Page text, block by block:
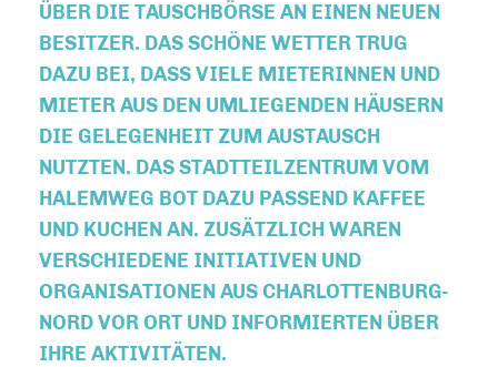
ER DIE TAUSCHBÖRSE AN EINEN NEUEN BE
SITZER. DAS SCHÖNE WETTER TRUG DA
ZU BEI, DASS VIELE MIETERINNEN UND MI
ETER AUS DEN UMLIEGENDEN HÄUSERN DI
E GELEGENHEIT ZUM AUSTAUSCH NU
TZTEN. DAS STADTTEILZENTRUM VOM HA
LEMWEG BOT DAZU PASSEND KAFFEE UN
D KUCHEN AN. ZUSÄTZLICH WAREN VE
RSCHIEDENE INITIATIVEN UND OR
GANISATIONEN AUS CHARLOTTENBURG-NO
RD VOR ORT UND INFORMIERTEN ÜBER IH
RE AKTIVITÄTEN.